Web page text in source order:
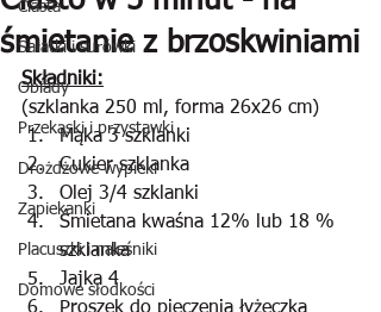
Ciasta
Sałatki i surówki
Obiady
Przekąski i przystawki
Drożdżowe wypieki
Zapiekanki
Placuszki i naleśniki
Domowe słodkości
śmietanie z brzoskwiniami
Składniki:
(szklanka 250 ml, forma 26x26 cm)
Mąka 3 szklanki
Cukier szklanka
Olej 3/4 szklanki
Śmietana kwaśna 12% lub 18 %
szklanka
Jajka 4